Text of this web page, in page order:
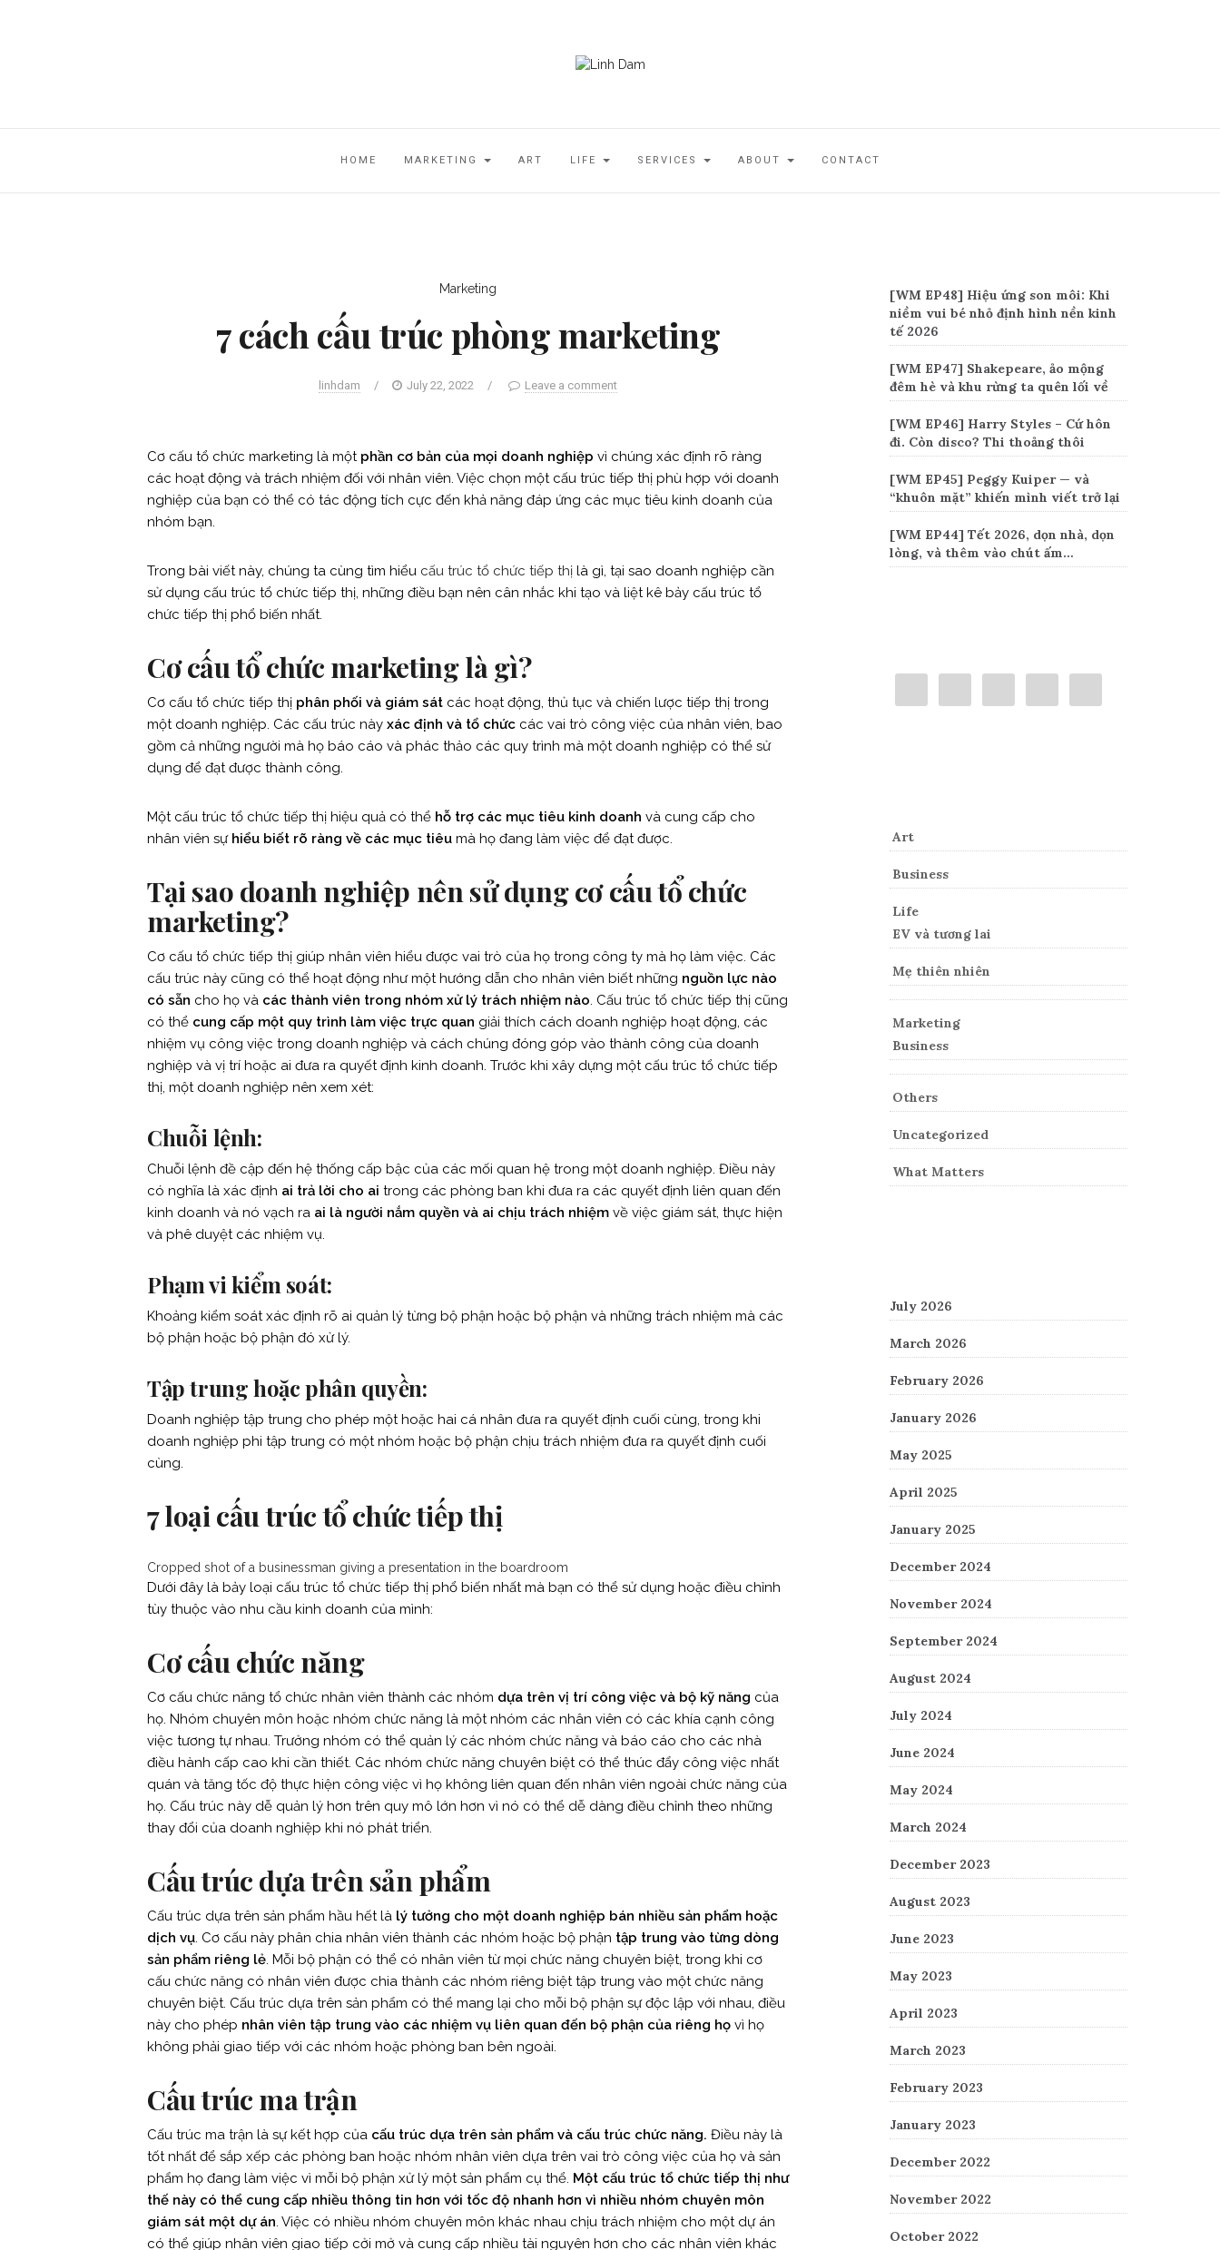
HOME MARKETING ART LIFE SERVICES ABOUT CONTACT
Marketing
7 cách cấu trúc phòng marketing
linhdam / July 22, 2022 / Leave a comment
Cơ cấu tổ chức marketing là một phần cơ bản của mọi doanh nghiệp vì chúng xác định rõ ràng
các hoạt động và trách nhiệm đối với nhân viên. Việc chọn một cấu trúc tiếp thị phù hợp với doanh
nghiệp của bạn có thể có tác động tích cực đến khả năng đáp ứng các mục tiêu kinh doanh của
nhóm bạn.
Trong bài viết này, chúng ta cùng tìm hiểu cấu trúc tổ chức tiếp thị là gì, tại sao doanh nghiệp cần
sử dụng cấu trúc tổ chức tiếp thị, những điều bạn nên cân nhắc khi tạo và liệt kê bảy cấu trúc tổ
chức tiếp thị phổ biến nhất.
Cơ cấu tổ chức marketing là gì?
Cơ cấu tổ chức tiếp thị phân phối và giám sát các hoạt động, thủ tục và chiến lược tiếp thị trong
một doanh nghiệp. Các cấu trúc này xác định và tổ chức các vai trò công việc của nhân viên, bao
gồm cả những người mà họ báo cáo và phác thảo các quy trình mà một doanh nghiệp có thể sử
dụng để đạt được thành công.
Một cấu trúc tổ chức tiếp thị hiệu quả có thể hỗ trợ các mục tiêu kinh doanh và cung cấp cho
nhân viên sự hiểu biết rõ ràng về các mục tiêu mà họ đang làm việc để đạt được.
Tại sao doanh nghiệp nên sử dụng cơ cấu tổ chức
marketing?
Cơ cấu tổ chức tiếp thị giúp nhân viên hiểu được vai trò của họ trong công ty mà họ làm việc. Các
cấu trúc này cũng có thể hoạt động như một hướng dẫn cho nhân viên biết những nguồn lực nào
có sẵn cho họ và các thành viên trong nhóm xử lý trách nhiệm nào. Cấu trúc tổ chức tiếp thị cũng
có thể cung cấp một quy trình làm việc trực quan giải thích cách doanh nghiệp hoạt động, các
nhiệm vụ công việc trong doanh nghiệp và cách chúng đóng góp vào thành công của doanh
nghiệp và vị trí hoặc ai đưa ra quyết định kinh doanh. Trước khi xây dựng một cấu trúc tổ chức tiếp
thị, một doanh nghiệp nên xem xét:
Chuỗi lệnh:
Chuỗi lệnh đề cập đến hệ thống cấp bậc của các mối quan hệ trong một doanh nghiệp. Điều này
có nghĩa là xác định ai trả lời cho ai trong các phòng ban khi đưa ra các quyết định liên quan đến
kinh doanh và nó vạch ra ai là người nắm quyền và ai chịu trách nhiệm về việc giám sát, thực hiện
và phê duyệt các nhiệm vụ.
Phạm vi kiểm soát:
Khoảng kiểm soát xác định rõ ai quản lý từng bộ phận hoặc bộ phận và những trách nhiệm mà các
bộ phận hoặc bộ phận đó xử lý.
Tập trung hoặc phân quyền:
Doanh nghiệp tập trung cho phép một hoặc hai cá nhân đưa ra quyết định cuối cùng, trong khi
doanh nghiệp phi tập trung có một nhóm hoặc bộ phận chịu trách nhiệm đưa ra quyết định cuối
cùng.
7 loại cấu trúc tổ chức tiếp thị
Cropped shot of a businessman giving a presentation in the boardroom
Dưới đây là bảy loại cấu trúc tổ chức tiếp thị phổ biến nhất mà bạn có thể sử dụng hoặc điều chỉnh
tùy thuộc vào nhu cầu kinh doanh của mình:
Cơ cấu chức năng
Cơ cấu chức năng tổ chức nhân viên thành các nhóm dựa trên vị trí công việc và bộ kỹ năng của
họ. Nhóm chuyên môn hoặc nhóm chức năng là một nhóm các nhân viên có các khía cạnh công
việc tương tự nhau. Trưởng nhóm có thể quản lý các nhóm chức năng và báo cáo cho các nhà
điều hành cấp cao khi cần thiết. Các nhóm chức năng chuyên biệt có thể thúc đẩy công việc nhất
quán và tăng tốc độ thực hiện công việc vì họ không liên quan đến nhân viên ngoài chức năng của
họ. Cấu trúc này dễ quản lý hơn trên quy mô lớn hơn vì nó có thể dễ dàng điều chỉnh theo những
thay đổi của doanh nghiệp khi nó phát triển.
Cấu trúc dựa trên sản phẩm
Cấu trúc dựa trên sản phẩm hầu hết là lý tưởng cho một doanh nghiệp bán nhiều sản phẩm hoặc
dịch vụ. Cơ cấu này phân chia nhân viên thành các nhóm hoặc bộ phận tập trung vào từng dòng
sản phẩm riêng lẻ. Mỗi bộ phận có thể có nhân viên từ mọi chức năng chuyên biệt, trong khi cơ
cấu chức năng có nhân viên được chia thành các nhóm riêng biệt tập trung vào một chức năng
chuyên biệt. Cấu trúc dựa trên sản phẩm có thể mang lại cho mỗi bộ phận sự độc lập với nhau, điều
này cho phép nhân viên tập trung vào các nhiệm vụ liên quan đến bộ phận của riêng họ vì họ
không phải giao tiếp với các nhóm hoặc phòng ban bên ngoài.
Cấu trúc ma trận
Cấu trúc ma trận là sự kết hợp của cấu trúc dựa trên sản phẩm và cấu trúc chức năng. Điều này là
tốt nhất để sắp xếp các phòng ban hoặc nhóm nhân viên dựa trên vai trò công việc của họ và sản
phẩm họ đang làm việc vì mỗi bộ phận xử lý một sản phẩm cụ thể. Một cấu trúc tổ chức tiếp thị như
thế này có thể cung cấp nhiều thông tin hơn với tốc độ nhanh hơn vì nhiều nhóm chuyên môn
giám sát một dự án. Việc có nhiều nhóm chuyên môn khác nhau chịu trách nhiệm cho một dự án
có thể giúp nhân viên giao tiếp cởi mở và cung cấp nhiều tài nguyên hơn cho các nhân viên khác
[WM EP48] Hiệu ứng son môi: Khi
niềm vui bé nhỏ định hình nền kinh
tế 2026
[WM EP47] Shakepeare, ảo mộng
đêm hè và khu rừng ta quên lối về
[WM EP46] Harry Styles – Cứ hôn
đi. Còn disco? Thi thoảng thôi
[WM EP45] Peggy Kuiper — và
“khuôn mặt” khiến mình viết trở lại
[WM EP44] Tết 2026, dọn nhà, dọn
lòng, và thêm vào chút ấm…
Art
Business
Life
EV và tương lai
Mẹ thiên nhiên
Marketing
Business
Others
Uncategorized
What Matters
July 2026
March 2026
February 2026
January 2026
May 2025
April 2025
January 2025
December 2024
November 2024
September 2024
August 2024
July 2024
June 2024
May 2024
March 2024
December 2023
August 2023
June 2023
May 2023
April 2023
March 2023
February 2023
January 2023
December 2022
November 2022
October 2022